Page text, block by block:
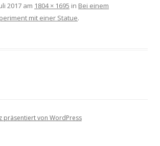
2017 am 1804 × 1695 in Bei einem
mit einer Statue.
präsentiert von WordPress